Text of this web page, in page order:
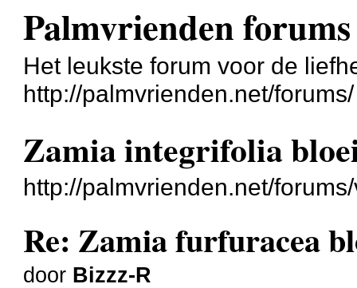
Palmvrienden forums
Het leukste forum voor de
http://palmvrienden.net/forums/
Zamia integrifolia
http://palmvrienden.net/
Re: Zamia furfuracea
door Bizzz-R